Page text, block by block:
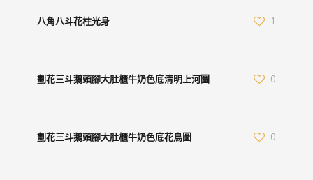
八角八斗花柱光身 1
劃花三斗鵝頭腳大肚櫃牛奶色底清明上河圖 0
劃花三斗鵝頭腳大肚櫃牛奶色底花鳥圖 0